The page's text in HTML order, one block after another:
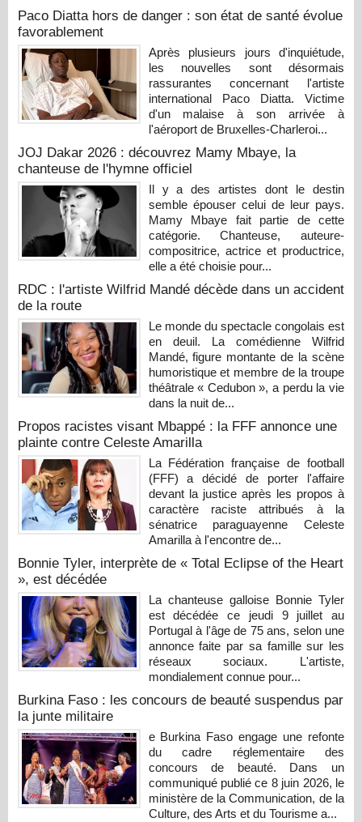
Paco Diatta hors de danger : son état de santé évolue
favorablement
Après plusieurs jours d'inquiétude,
les nouvelles sont désormais
rassurantes concernant l'artiste
international Paco Diatta. Victime
d'un malaise à son arrivée à
l'aéroport de Bruxelles-Charleroi...
JOJ Dakar 2026 : découvrez Mamy Mbaye, la
chanteuse de l'hymne officiel
Il y a des artistes dont le destin
semble épouser celui de leur pays.
Mamy Mbaye fait partie de cette
catégorie. Chanteuse, auteure-
compositrice, actrice et productrice,
elle a été choisie pour...
RDC : l'artiste Wilfrid Mandé décède dans un accident
de la route
Le monde du spectacle congolais est
en deuil. La comédienne Wilfrid
Mandé, figure montante de la scène
humoristique et membre de la troupe
théâtrale « Cedubon », a perdu la vie
dans la nuit de...
Propos racistes visant Mbappé : la FFF annonce une
plainte contre Celeste Amarilla
La Fédération française de football
(FFF) a décidé de porter l'affaire
devant la justice après les propos à
caractère raciste attribués à la
sénatrice paraguayenne Celeste
Amarilla à l'encontre de...
Bonnie Tyler, interprète de « Total Eclipse of the Heart
», est décédée
La chanteuse galloise Bonnie Tyler
est décédée ce jeudi 9 juillet au
Portugal à l'âge de 75 ans, selon une
annonce faite par sa famille sur les
réseaux sociaux. L'artiste,
mondialement connue pour...
Burkina Faso : les concours de beauté suspendus par
la junte militaire
e Burkina Faso engage une refonte
du cadre réglementaire des
concours de beauté. Dans un
communiqué publié ce 8 juin 2026, le
ministère de la Communication, de la
Culture, des Arts et du Tourisme a...